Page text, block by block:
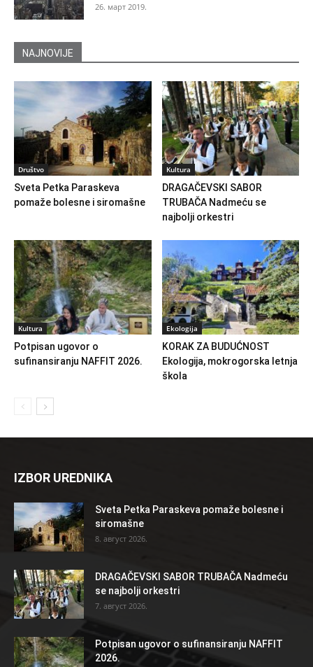
26. март 2019.
NAJNOVIJE
Društvo
Sveta Petka Paraskeva
pomaže bolesne i siromašne
Kultura
DRAGAČEVSKI SABOR
TRUBAČA Nadmeću se
najbolji orkestri
Kultura
Potpisan ugovor o
sufinansiranju NAFFIT 2026.
Ekologija
KORAK ZA BUDUĆNOST
Ekologija, mokrogorska letnja
škola
IZBOR UREDNIKA
Sveta Petka Paraskeva pomaže bolesne i
siromašne
8. август 2026.
DRAGAČEVSKI SABOR TRUBAČA Nadmeću
se najbolji orkestri
7. август 2026.
Potpisan ugovor o sufinansiranju NAFFIT
2026.